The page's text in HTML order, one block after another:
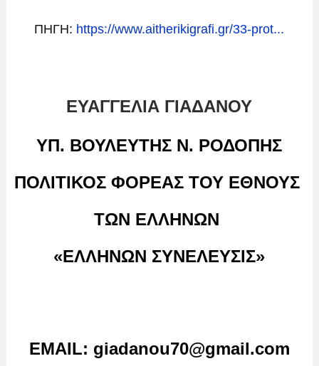
ΠΗΓΗ: https://www.aitherikigrafi.gr/33-prot...
ΕΥΑΓΓΕΛΙΑ ΓΙΑΔΑΝΟΥ
ΥΠ. ΒΟΥΛΕΥΤΗΣ Ν. ΡΟΔΟΠΗΣ
ΠΟΛΙΤΙΚΟΣ ΦΟΡΕΑΣ ΤΟΥ ΕΘΝΟΥΣ
ΤΩΝ ΕΛΛΗΝΩΝ
«ΕΛΛΗΝΩΝ ΣΥΝΕΛΕΥΣΙΣ»
EMAIL: giadanou70@gmail.com